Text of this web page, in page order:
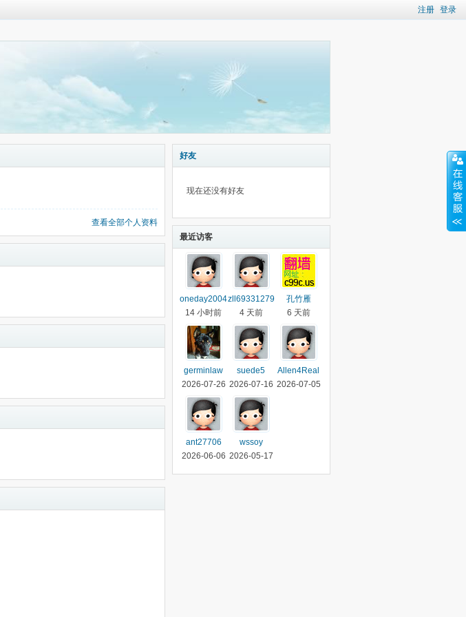
注册 登录
查看全部个人资料
好友
现在还没有好友
最近访客
oneday2004
14 小时前
zll69331279
4 天前
孔竹雁
6 天前
germinlaw
2026-07-26
suede5
2026-07-16
Allen4Real
2026-07-05
ant27706
2026-06-06
wssoy
2026-05-17